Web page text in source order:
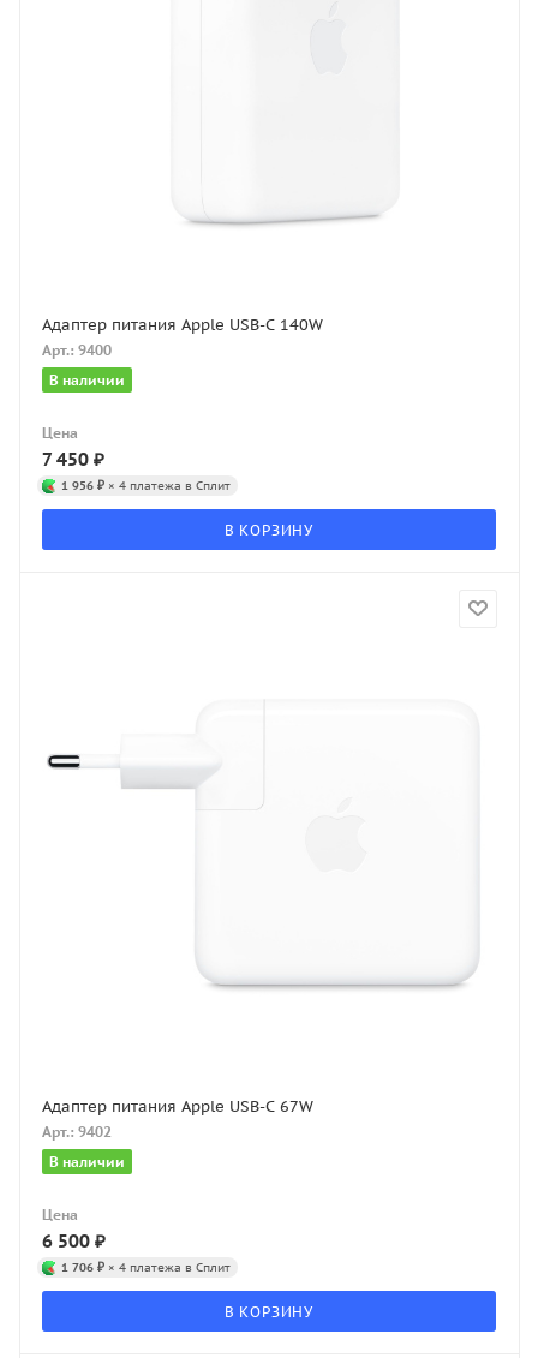
Адаптер питания Apple USB-C 140W
Арт.: 9400
В наличии
Цена
7 450 ₽
1 956 ₽ × 4 платежа в Сплит
В КОРЗИНУ
Адаптер питания Apple USB-C 67W
Арт.: 9402
В наличии
Цена
6 500 ₽
1 706 ₽ × 4 платежа в Сплит
В КОРЗИНУ